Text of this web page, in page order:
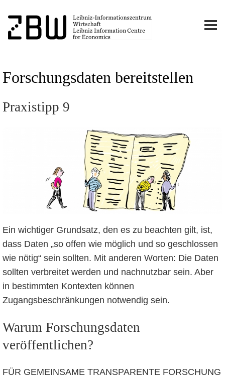
Forschungsdaten bereitstellen
Praxistipp 9
Ein wichtiger Grundsatz, den es zu beachten gilt, ist,
dass Daten „so offen wie möglich und so geschlossen
wie nötig“ sein sollten. Mit anderen Worten: Die Daten
sollten verbreitet werden und nachnutzbar sein. Aber
in bestimmten Kontexten können
Zugangsbeschränkungen notwendig sein.
Warum Forschungsdaten
veröffentlichen?
FÜR GEMEINSAME TRANSPARENTE FORSCHUNG